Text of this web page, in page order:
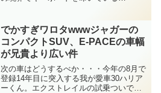
て・・・「干からびてミイラになるんじ
ゃねぇか？」...
でかすぎワロタwwwジャガーの
コンパクトSUV、E-PACEの車幅
が兄貴より広い件
次の車はどうするべか・・・今年の8月で
登録14年目に突入する我が愛車30ハリア
ーくん。エクストレイルの試乗ついでに